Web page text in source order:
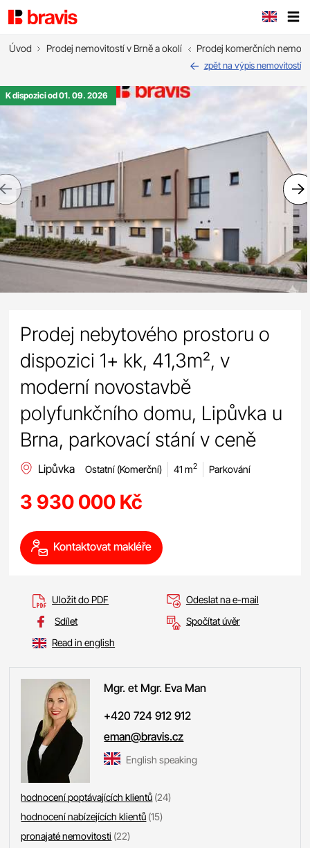
Úvod Prodej nemovitostí v Brně a okolí Prodej komerčních
zpět na výpis nemovitostí
Previous
K dispozici od 01. 09. 2026
Prodej nebytového prostoru o
dispozici 1+ kk, 41,3m², v
moderní novostavbě
polyfunkčního domu, Lipůvka u
Brna, parkovací stání v ceně
Lipůvka Ostatní (Komerční) 41 m2 Parkování
3 930 000 Kč
Kontaktovat makléře
Uložit do PDF
Odeslat na e-mail
Sdílet
Spočítat úvěr
Read in english
Mgr. et Mgr. Eva Man
+420 724 912 912
eman@bravis.cz
English speaking
hodnocení poptávajících klientů (24)
hodnocení nabízejících klientů (15)
pronajaté nemovitosti (22)